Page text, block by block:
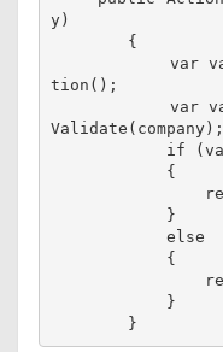
y)
{
var validator
tion();
var
Validate(company);
if
{
return
}
else
{
return
}